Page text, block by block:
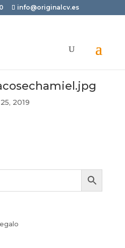
info@originalcv.es
2019